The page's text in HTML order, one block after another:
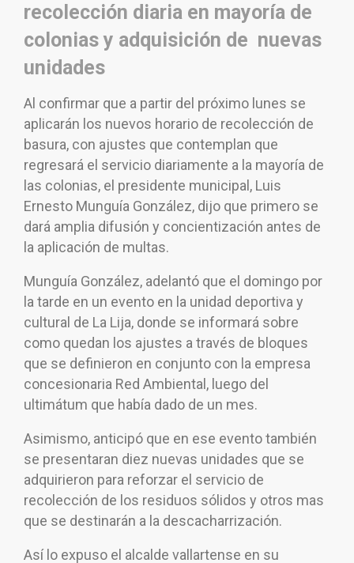
recolección diaria en mayoría de
colonias y adquisición de nuevas
unidades
Al confirmar que a partir del próximo lunes se
aplicarán los nuevos horario de recolección de
basura, con ajustes que contemplan que
regresará el servicio diariamente a la mayoría de
las colonias, el presidente municipal, Luis
Ernesto Munguía González, dijo que primero se
dará amplia difusión y concientización antes de
la aplicación de multas.
Munguía González, adelantó que el domingo por
la tarde en un evento en la unidad deportiva y
cultural de La Lija, donde se informará sobre
como quedan los ajustes a través de bloques
que se definieron en conjunto con la empresa
concesionaria Red Ambiental, luego del
ultimátum que había dado de un mes.
Asimismo, anticipó que en ese evento también
se presentaran diez nuevas unidades que se
adquirieron para reforzar el servicio de
recolección de los residuos sólidos y otros mas
que se destinarán a la descacharrización.
Así lo expuso el alcalde vallartense en su